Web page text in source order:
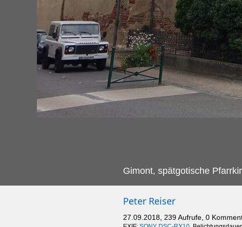
Gimont, spätgotische
Peter Reiser
27.09.2018, 239 Aufrufe, 0